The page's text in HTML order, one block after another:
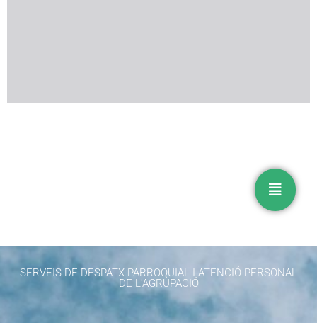
SERVEIS DE DESPATX PARROQUIAL I ATENCIÓ PERSONAL
DE L'AGRUPACIÓ